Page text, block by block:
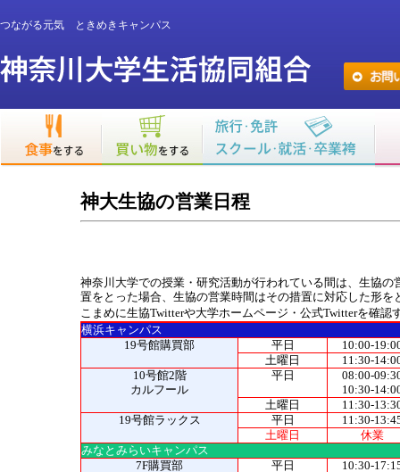
つながる元気 ときめきキャンパス
神大生協の営業日程
神奈川大学での授業・研究活動が行われている間は、生協
置をとった場合、生協の営業時間はその措置に対応した形を
こまめに生協Twitterや大学ホームページ・公式Twitterを確認
横浜キャンパス
19号館購買部
平日
10:00-
土曜日
11:30-
10号館2階
カルフール
平日
08:00-
10:30-
土曜日
11:30-
19号館ラックス
平日
11:30-
土曜日
休業
みなとみらいキャンパス
7F購買部
平日
10:30-